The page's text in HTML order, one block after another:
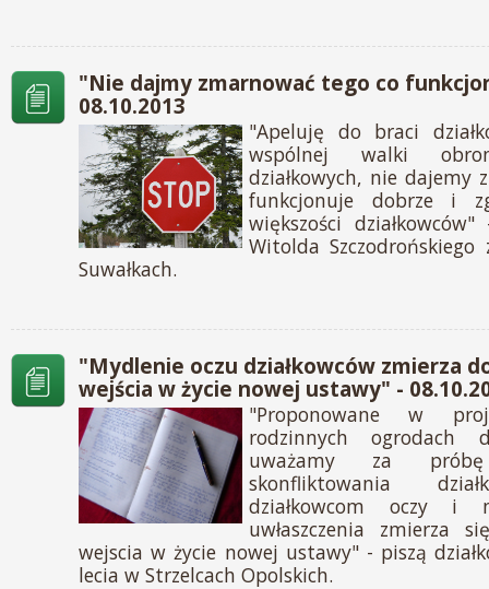
"Nie dajmy zmarnować tego co
08.10.2013
"Apeluję do braci
wspólnej walki
działkowych, nie dajemy
funkcjonuje dobrze i
większości
Witolda
Suwałkach.
"Mydlenie oczu działkowców zmierza
wejścia w życie nowej ustawy" -
"Proponowane w
rodzinnych ogrodach
uważamy za
skonfliktowania
działkowcom oczy i
uwłaszczenia zmierza
wejscia w życie nowej ustawy" - piszą
lecia w Strzelcach Opolskich.